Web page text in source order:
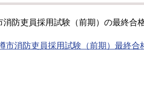
防吏員採用試験（前期）の最終合
市消防吏員採用試験（前期）最終